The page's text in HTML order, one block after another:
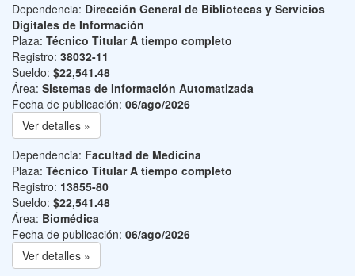
Dependencia: Dirección General de Bibliotecas y Servicios
Digitales de Información
Plaza: Técnico Titular A tiempo completo
Registro: 38032-11
Sueldo: $22,541.48
Área: Sistemas de Información Automatizada
Fecha de publicación: 06/ago/2026
Ver detalles »
Dependencia: Facultad de Medicina
Plaza: Técnico Titular A tiempo completo
Registro: 13855-80
Sueldo: $22,541.48
Área: Biomédica
Fecha de publicación: 06/ago/2026
Ver detalles »